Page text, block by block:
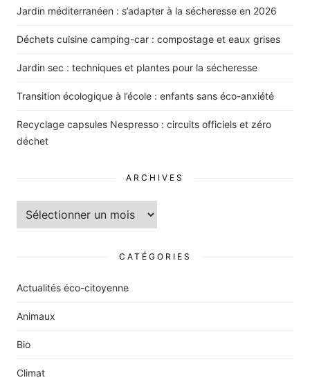
Jardin méditerranéen : s’adapter à la sécheresse en 2026
Déchets cuisine camping-car : compostage et eaux grises
Jardin sec : techniques et plantes pour la sécheresse
Transition écologique à l’école : enfants sans éco-anxiété
Recyclage capsules Nespresso : circuits officiels et zéro
déchet
ARCHIVES
Archives
CATÉGORIES
Actualités éco-citoyenne
Animaux
Bio
Climat